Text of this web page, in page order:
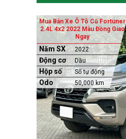
Mua Bán Xe Ô Tô Cũ Fortuner
2.4L 4x2 2022 Màu Đồng Giao
Ngay
Năm SX 2022
Động cơ Dầu
Hộp số Số tự động
Odo 50,000 km